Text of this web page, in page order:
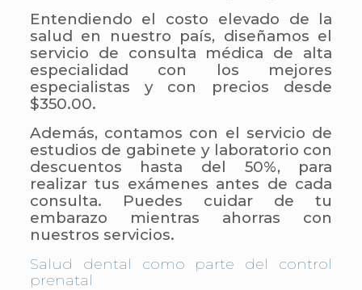
Entendiendo el costo elevado de la
salud en nuestro país, diseñamos el
servicio de consulta médica de alta
especialidad con los mejores
especialistas y con precios desde
$350.00.
Además, contamos con el servicio de
estudios de gabinete y laboratorio con
descuentos hasta del 50%, para
realizar tus exámenes antes de cada
consulta. Puedes cuidar de tu
embarazo mientras ahorras con
nuestros servicios.
Salud dental como parte del control
prenatal